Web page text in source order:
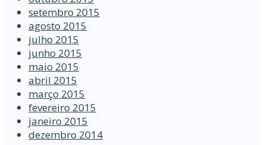
setembro 2015
agosto 2015
julho 2015
junho 2015
maio 2015
abril 2015
março 2015
fevereiro 2015
janeiro 2015
dezembro 2014